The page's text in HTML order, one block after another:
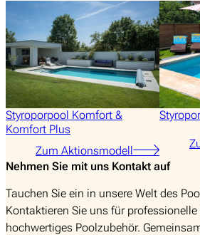
Styroporpool Komfort &
Komfort Plus
Zum Aktionsmodell
Nehmen Sie mit uns Kontakt auf
Tauchen Sie ein in unsere Welt des
Kontaktieren Sie uns für
hochwertiges Poolzubehör.